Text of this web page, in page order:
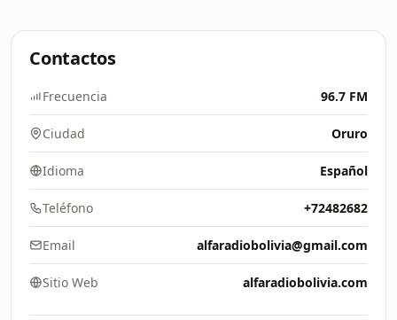
Contactos
Frecuencia 96.7 FM
Ciudad Oruro
Idioma Español
Teléfono +72482682
Email alfaradiobolivia@gmail.com
Sitio Web alfaradiobolivia.com